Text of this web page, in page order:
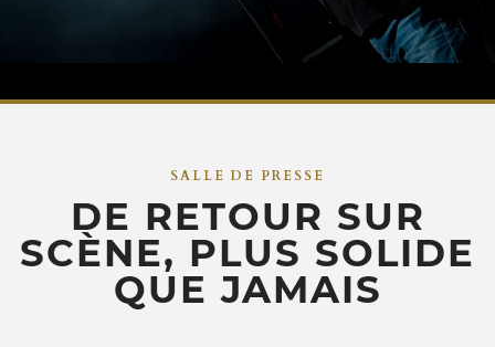
SALLE DE PRESSE
DE RETOUR SUR
SCÈNE, PLUS SOLIDE
QUE JAMAIS